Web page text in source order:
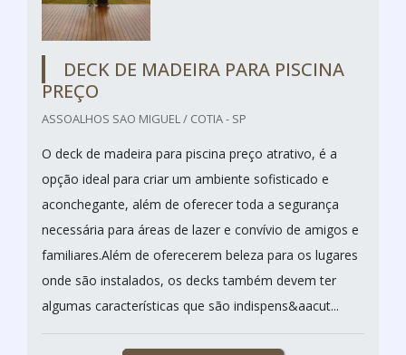
DECK DE MADEIRA PARA PISCINA
PREÇO
ASSOALHOS SAO MIGUEL / COTIA - SP
O deck de madeira para piscina preço atrativo, é a
opção ideal para criar um ambiente sofisticado e
aconchegante, além de oferecer toda a segurança
necessária para áreas de lazer e convívio de amigos e
familiares.Além de oferecerem beleza para os lugares
onde são instalados, os decks também devem ter
algumas características que são indispens&aacut...